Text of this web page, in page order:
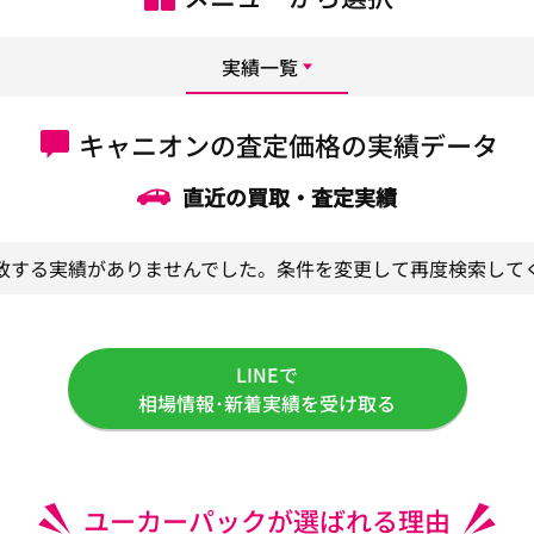
実績一覧
キャニオンの査定価格の実績データ
直近の買取・査定実績
する実績がありませんでした。条件を変更して再度検索して
LINEで
相場情報･新着実績を受け取る
ユーカーパックが選ばれる理由